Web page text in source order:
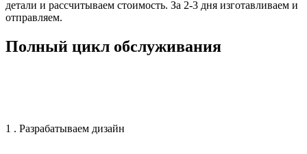
детали и рассчитываем стоимость. За 2-3 дня изготавливаем и
отправляем.
Полный цикл обслуживания
1 . Разрабатываем дизайн